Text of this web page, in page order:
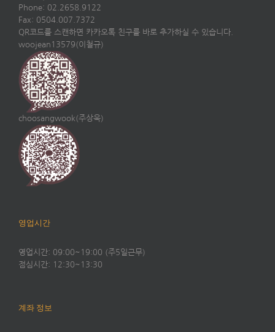
Phone: 02.2658.9122
Fax: 0504.007.7372
QR코드를 스캔하면 카카오톡 친구를 바로 추가하실 수 있습니다.
woojean13579(이철규)
choosangwook(주상욱)
영업시간
영업시간: 09:00~19:00 (주5일근무)
점심시간: 12:30~13:30
계좌 정보